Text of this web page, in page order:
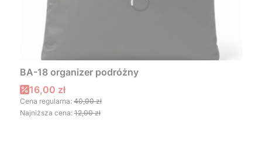
BA-18 organizer podróżny
Cena promocyjna
16,00 zł
Cena regularna: 40,00 zł
Najniższa cena: 12,00 zł